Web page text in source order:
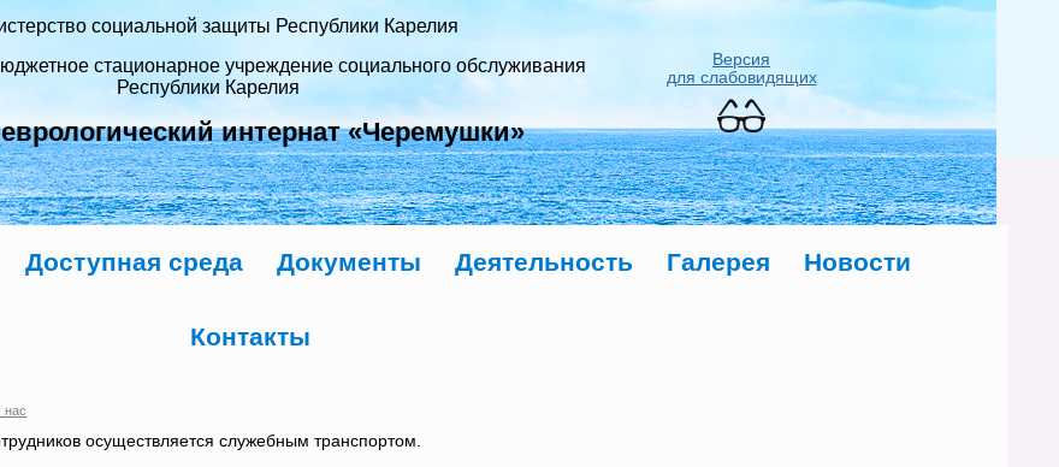
социальной защиты Республики Карелия
стационарное учреждение социального обслуживания
Республики Карелия
интернат «Черемушки»
Версия
для слабовидящих
Доступная среда Документы Деятельность Галерея Новости
Контакты
нас
осуществляется служебным транспортом.